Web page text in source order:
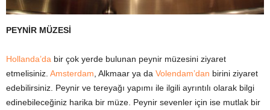
PEYNİR MÜZESİ
Hollanda’da bir çok yerde bulunan peynir müzesini ziyaret
etmelisiniz. Amsterdam , Alkmaar ya da Volendam’dan birini ziyaret
edebilirsiniz. Peynir ve tereyağı yapımı ile ilgili ayrıntılı olarak bilgi
edinebileceğiniz harika bir müze. Peynir sevenler için ise mutlak bir